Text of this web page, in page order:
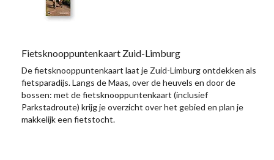
Fietsknooppuntenkaart Zuid-Limburg
De fietsknooppuntenkaart laat je Zuid-Limburg ontdekken als
fietsparadijs. Langs de Maas, over de heuvels en door de
bossen: met de fietsknooppuntenkaart (inclusief
Parkstadroute) krijg je overzicht over het gebied en plan je
makkelijk een fietstocht.